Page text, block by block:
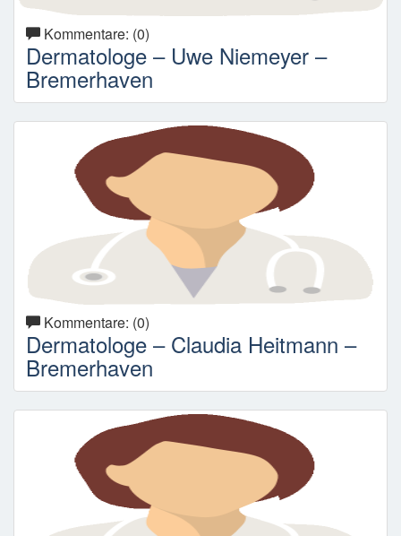
Kommentare: (0)
Dermatologe – Uwe Niemeyer –
Bremerhaven
Kommentare: (0)
Dermatologe – Claudia Heitmann –
Bremerhaven